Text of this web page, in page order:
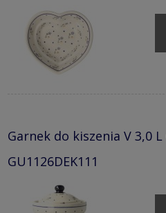
Garnek do kiszenia V 3,0
GU1126DEK111